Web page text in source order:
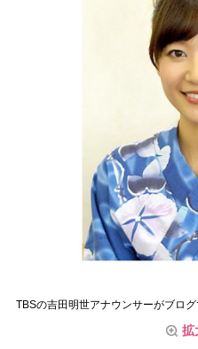
TBSの吉田明世アナウンサーがブロ
拡